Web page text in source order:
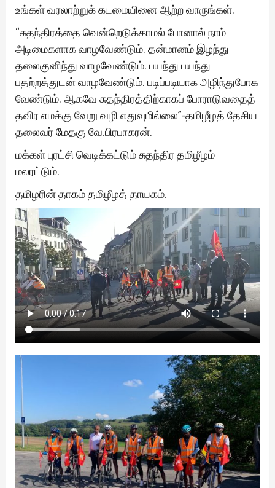
உங்கள் வரலாற்றுக் கடமையினை ஆற்ற வாருங்கள்.
“சுதந்திரத்தை வென்றெடுக்காமல் போனால் நாம்
அடிமைகளாக வாழவேண்டும். தன்மானம் இழந்து
தலைகுனிந்து வாழவேண்டும். பயந்து பயந்து
பதற்றத்துடன் வாழவேண்டும். படிப்படியாக அழிந்துபோக
வேண்டும். ஆகவே சுதந்திரத்திற்காகப் போராடுவதைத்
தவிர எமக்கு வேறு வழி எதுவுமில்லை”-தமிழீழத் தேசிய
தலைவர் மேதகு வே.பிரபாகரன்.
மக்கள் புரட்சி வெடிக்கட்டும் சுதந்திர தமிழீழம்
மலரட்டும்.
தமிழரின் தாகம் தமிழீழத் தாயகம்.